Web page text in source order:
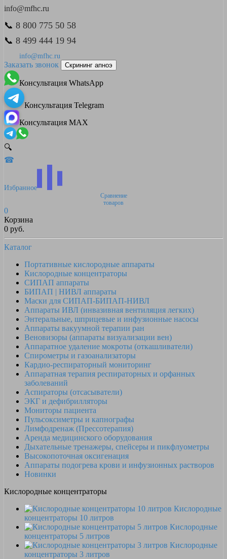
info@mfhc.ru
📞 8 800 775 50 58
📞 8 499 444 19 94
info@mfhc.ru
Заказать звонок Скрининг апноэ
Консультация WhatsApp
Консультация Telegram
Консультация MAX
🔍
☎
Избранное
Сравнение
товаров
0
Корзина
0 руб.
Каталог
Портативные кислородные аппараты
Кислородные концентраторы
СИПАП аппараты
БИПАП | НИВЛ аппараты
Маски для СИПАП-БИПАП-НИВЛ
Аппараты ИВЛ (инвазивная вентиляция легких)
Энтеральные, шприцевые и инфузионные насосы
Аппараты вакуумной терапии ран
Веновизоры (аппараты визуализации вен)
Аппаратное удаление мокроты (откашливатели)
Спирометры и газоанализаторы
Кардио-респираторный мониторинг
Аппаратная терапия респираторных и орфанных
заболеваний
Аспираторы (отсасыватели)
ЭКГ и дефибрилляторы
Мониторы пациента
Пульсоксиметры и капнографы
Лимфодренаж (Прессотерапия)
Аренда медицинского оборудования
Дыхательные тренажеры, спейсеры и пикфлуометры
Высокопоточная оксигенация
Аппараты подогрева крови и инфузионных растворов
Новинки
Кислородные концентраторы
Кислородные
концентраторы 10 литров
Кислородные
концентраторы 5 литров
Кислородные
концентраторы 3 литров